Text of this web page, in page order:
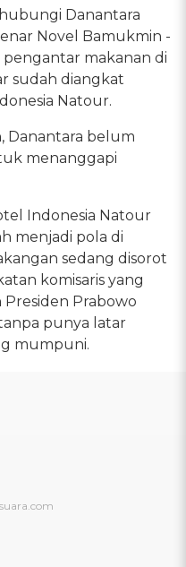
Danantara
Novel Bamukmin -
makanan di
sudah diangkat
Natour.
Danantara belum
menanggapi
Indonesia Natour
menjadi pola di
sedang disorot
komisaris yang
Prabowo
punya latar
mumpuni.